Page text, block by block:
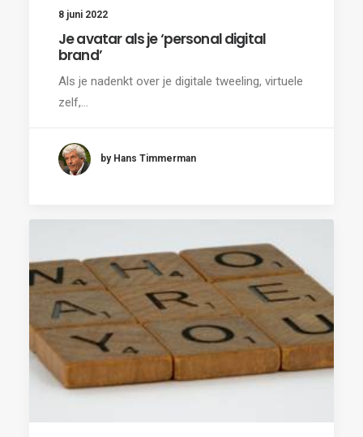
8 juni 2022
Je avatar als je ‘personal digital
brand’
Als je nadenkt over je digitale tweeling, virtuele
zelf,…
by Hans Timmerman